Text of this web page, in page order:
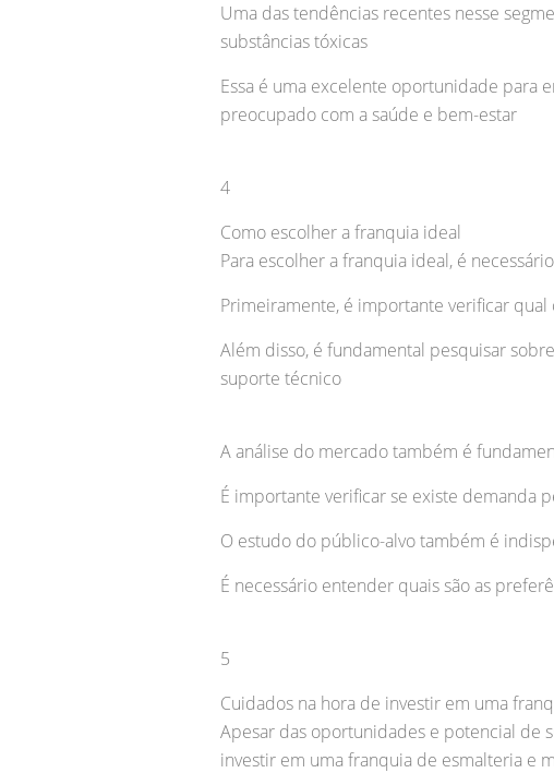
Uma das tendências recentes nesse
substâncias tóxicas
Essa é uma excelente oportunidade para
preocupado com a saúde e bem-estar
4
Como escolher a franquia ideal
Para escolher a franquia ideal, é
Primeiramente, é importante verificar
Além disso, é fundamental pesquisar
suporte técnico
A análise do mercado também é
É importante verificar se existe demanda
O estudo do público-alvo também é
É necessário entender quais são as
5
Cuidados na hora de investir em uma
Apesar das oportunidades e potencial de
investir em uma franquia de esmalteria e